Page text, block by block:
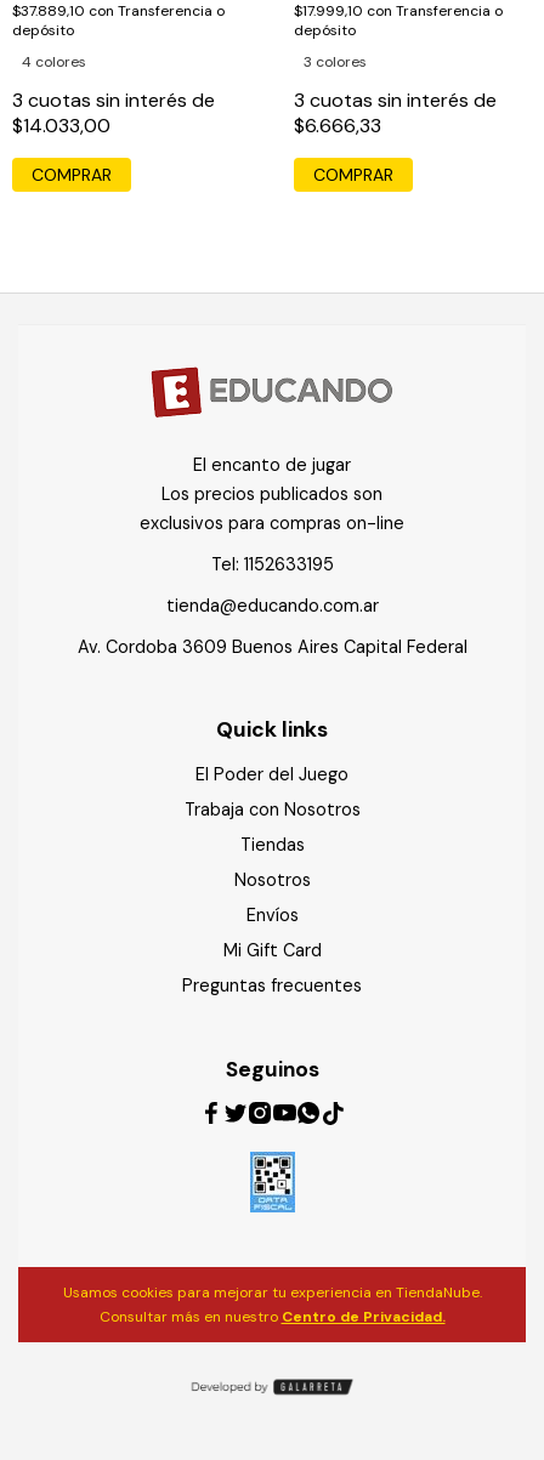
$37.889,10 con Transferencia o
depósito
4 colores
3 cuotas sin interés de
$14.033,00
COMPRAR
$17.999,10 con Transferencia o
depósito
3 colores
3 cuotas sin interés de
$6.666,33
COMPRAR
El encanto de jugar
Los precios publicados son
exclusivos para compras on-line
Tel: 1152633195
tienda@educando.com.ar
Av. Cordoba 3609 Buenos Aires Capital Federal
Quick links
El Poder del Juego
Trabaja con Nosotros
Tiendas
Nosotros
Envíos
Mi Gift Card
Preguntas frecuentes
Seguinos
Usamos cookies para mejorar tu experiencia en TiendaNube.
Consultar más en nuestro Centro de Privacidad.